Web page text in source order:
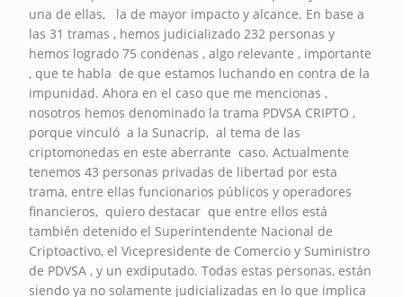
una de ellas, la de mayor impacto y alcance. En base a
las 31 tramas , hemos judicializado 232 personas y
hemos logrado 75 condenas , algo relevante , importante
, que te habla de que estamos luchando en contra de la
impunidad. Ahora en el caso que me mencionas ,
nosotros hemos denominado la trama PDVSA CRIPTO ,
porque vinculó a la Sunacrip, al tema de las
criptomonedas en este aberrante caso. Actualmente
tenemos 43 personas privadas de libertad por esta
trama, entre ellas funcionarios públicos y operadores
financieros, quiero destacar que entre ellos está
también detenido el Superintendente Nacional de
Criptoactivo, el Vicepresidente de Comercio y Suministro
de PDVSA , y un exdiputado. Todas estas personas, están
siendo ya no solamente judicializadas en lo que implica